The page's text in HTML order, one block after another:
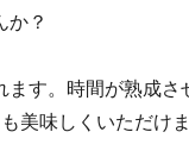
か？
ます。時間が熟成さ
美味しくいただけま